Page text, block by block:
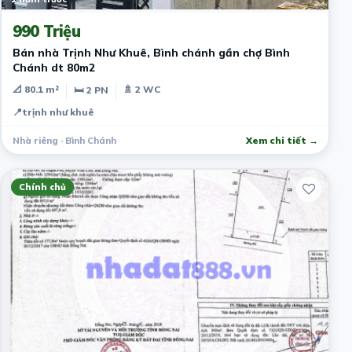
990 Triệu
Bán nhà Trịnh Như Khuê, Bình chánh gần chợ Bình
Chánh dt 80m2
📐 80.1 m² 🛏 2 PN
🚿 2 WC
📍trịnh như khuê
Nhà riêng · Bình Chánh Xem chi tiết →
Chính chủ